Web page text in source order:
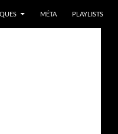
MÉTA PLAYLISTS